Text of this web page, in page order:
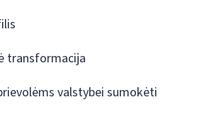
transformacija
valstybei sumokėti